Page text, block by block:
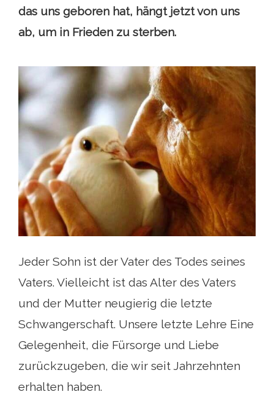
das uns geboren hat, hängt jetzt von uns
ab, um in Frieden zu sterben.
Jeder Sohn ist der Vater des Todes seines
Vaters. Vielleicht ist das Alter des Vaters
und der Mutter neugierig die letzte
Schwangerschaft. Unsere letzte Lehre Eine
Gelegenheit, die Fürsorge und Liebe
zurückzugeben, die wir seit Jahrzehnten
erhalten haben.